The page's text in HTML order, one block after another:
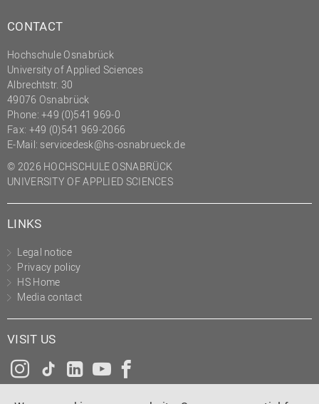
CONTACT
Hochschule Osnabrück
University of Applied Sciences
Albrechtstr. 30
49076 Osnabrück
Phone: +49 (0)541 969-0
Fax: +49 (0)541 969-2066
E-Mail: servicedesk@hs-osnabrueck.de
© 2026 HOCHSCHULE OSNABRÜCK
UNIVERSITY OF APPLIED SCIENCES
LINKS
Legal notice
Privacy policy
HS Home
Media contact
VISIT US
Instagram
Tiktok
LinkedInYouTube